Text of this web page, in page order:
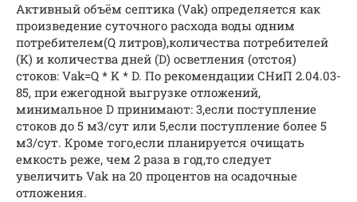
Активный объём септика (Vak) определяется как
произведение суточного расхода воды одним
потребителем(Q литров),количества потребителей
(K) и количества дней (D) осветления (отстоя)
стоков: Vak=Q * K * D. По рекомендации СНиП 2.04.03-
85, при ежегодной выгрузке отложений,
минимальное D принимают: 3,если поступление
стоков до 5 м3/сут или 5,если поступление более 5
м3/сут. Кроме того,если планируется очищать
емкость реже, чем 2 раза в год,то следует
увеличить Vak на 20 процентов на осадочные
отложения.